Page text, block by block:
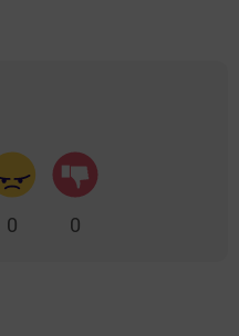
0 0